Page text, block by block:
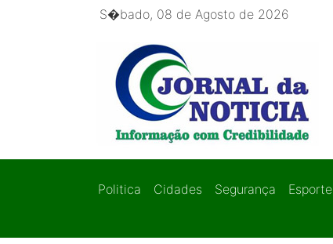
S�bado, 08 de Agosto de 2026
Politica Cidades Segurança Esporte